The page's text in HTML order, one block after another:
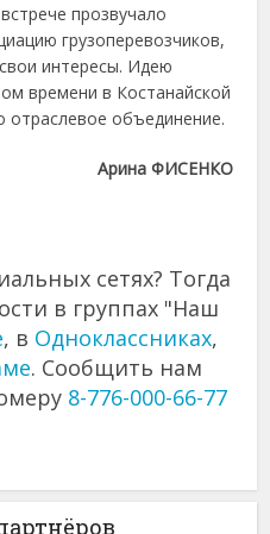
прозвучало
грузоперевозчиков,
интересы. Идею
времени в Костанайской
объединение.
Арина ФИСЕНКО
сетях? Тогда
в группах "Наш
, в Одноклассниках,
. Сообщить нам
8-776-000-66-77